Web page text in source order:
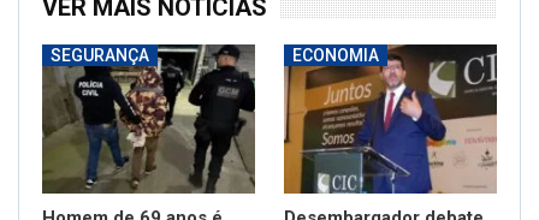
VER MAIS NOTÍCIAS
SEGURANÇA ECONOMIA